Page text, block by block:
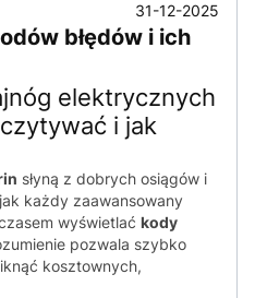
31-12-2025
błędów i ich
elektrycznych
i jak
słyną z dobrych osiągów i
każdy zaawansowany
wyświetlać kody
pozwala szybko
kosztownych,